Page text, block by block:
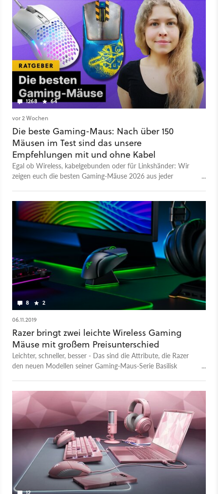
1268 64
vor 2 Wochen
Die beste Gaming-Maus: Nach über 150
Mäusen im Test sind das unsere
Empfehlungen mit und ohne Kabel
Egal ob Wireless, kabelgebunden oder für Linkshänder: Wir
zeigen euch die besten Gaming-Mäuse 2026 aus jeder
8 2
06.11.2019
Razer bringt zwei leichte Wireless Gaming
Mäuse mit großem Preisunterschied
Leichter, schneller, besser - Das sind die Attribute, die Razer
den neuen Modellen seiner Gaming-Maus-Serie Basilisk
12